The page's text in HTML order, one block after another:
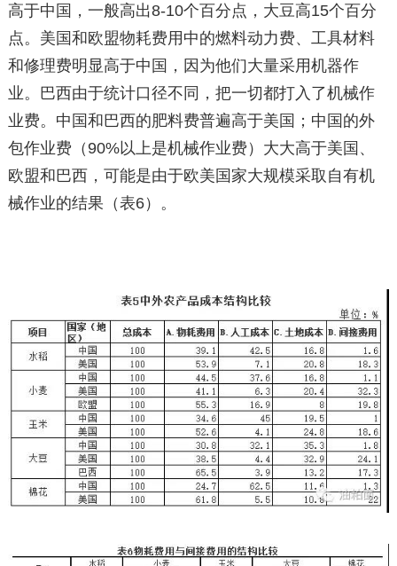
高于中国，一般高出8-10个百分点，大豆高15个百分
点。美国和欧盟物耗费用中的燃料动力费、工具材料
和修理费明显高于中国，因为他们大量采用机器作
业。巴西由于统计口径不同，把一切都打入了机械作
业费。中国和巴西的肥料费普遍高于美国；中国的外
包作业费（90%以上是机械作业费）大大高于美国、
欧盟和巴西，可能是由于欧美国家大规模采取自有机
械作业的结果（表6）。